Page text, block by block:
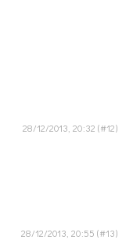
28/12/2013, 20:32
28/12/2013, 20:55